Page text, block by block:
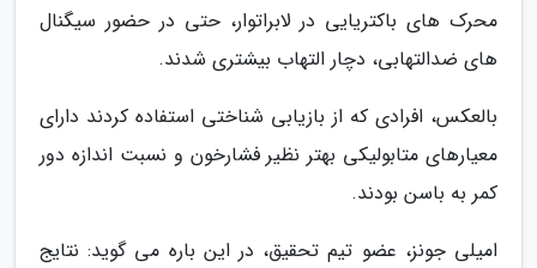
محرک های باکتریایی در لابراتوار، حتی در حضور سیگنال
های ضدالتهابی، دچار التهاب بیشتری شدند.
بالعکس، افرادی که از بازیابی شناختی استفاده کردند دارای
معیارهای متابولیکی بهتر نظیر فشارخون و نسبت اندازه دور
کمر به باسن بودند.
امیلی جونز، عضو تیم تحقیق، در این باره می گوید: نتایج